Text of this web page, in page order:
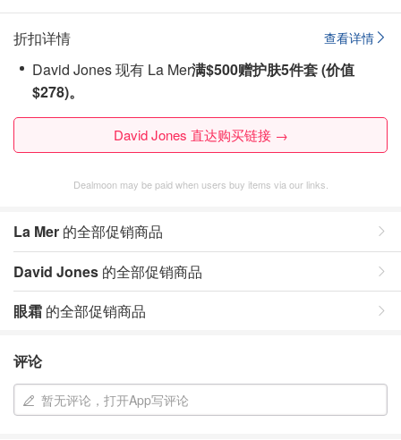
查看详情
折扣详情
David Jones 现有 La Mer满$500赠护肤5件套 (价值
$278)。
David Jones 直达购买链接 →
Dealmoon may be paid when users buy items via our links.
La Mer 的全部促销商品
David Jones 的全部促销商品
眼霜 的全部促销商品
评论
暂无评论，打开App写评论